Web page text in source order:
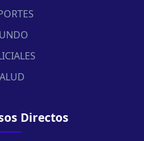
Directos